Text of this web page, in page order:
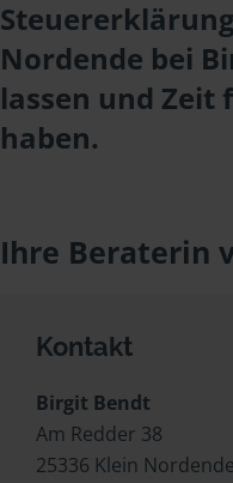
Nordende bei
lassen und Zeit
haben.
Ihre Beraterin
Kontakt
Birgit Bendt
Am Redder 38
25336 Klein Nordende